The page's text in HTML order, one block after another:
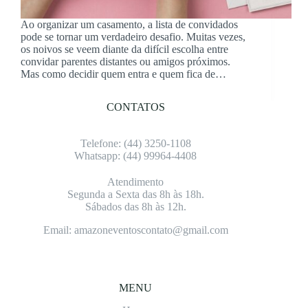
Ao organizar um casamento, a lista de convidados
pode se tornar um verdadeiro desafio. Muitas vezes,
os noivos se veem diante da difícil escolha entre
convidar parentes distantes ou amigos próximos.
Mas como decidir quem entra e quem fica de…
CONTATOS
Telefone: (44) 3250-1108
Whatsapp: (44) 99964-4408
Atendimento
Segunda a Sexta das 8h às 18h.
Sábados das 8h às 12h.
Email: amazoneventoscontato@gmail.com
MENU